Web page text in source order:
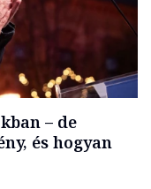
– de
és hogyan